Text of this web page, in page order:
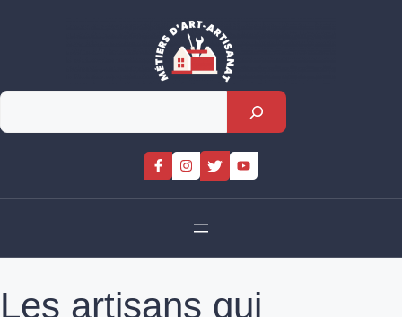
Rechercher
Les artisans qui